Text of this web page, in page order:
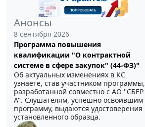
Анонсы
8 сентября 2026
Программа повышения
квалификации "О контрактной
системе в сфере закупок" (44-ФЗ)"
Об актуальных изменениях в КС
узнаете, став участником программы,
разработанной совместно с АО ''СБЕР
А". Слушателям, успешно освоившим
программу, выдаются удостоверения
установленного образца.